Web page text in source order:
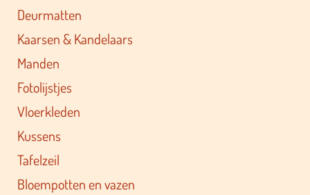
Deurmatten
Kaarsen & Kandelaars
Manden
Fotolijstjes
Vloerkleden
Kussens
Tafelzeil
Bloempotten en vazen